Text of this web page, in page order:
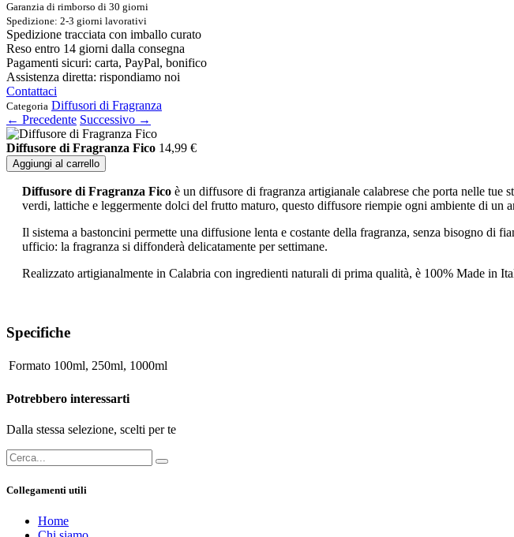
Garanzia di rimborso di 30 giorni
Spedizione: 2-3 giorni lavorativi
Spedizione tracciata con imballo curato
Reso entro 14 giorni dalla consegna
Pagamenti sicuri: carta, PayPal, bonifico
Assistenza diretta: rispondiamo noi
Contattaci
Categoria Diffusori di Fragranza
← Precedente Successivo →
Diffusore di Fragranza Fico 14,99 €
Aggiungi al carrello
Diffusore di Fragranza Fico è un diffusore di fragranza artigianale calabrese che porta nelle
verdi, lattiche e leggermente dolci del frutto maturo, questo diffusore riempie ogni ambiente di un
Il sistema a bastoncini permette una diffusione lenta e costante della fragranza, senza bisogno di
ufficio: la fragranza si diffonderà delicatamente per settimane.
Realizzato artigianalmente in Calabria con ingredienti naturali di prima qualità, è 100% Made in
Specifiche
Formato 100ml, 250ml, 1000ml
Potrebbero interessarti
Dalla stessa selezione, scelti per te
Collegamenti utili
Home